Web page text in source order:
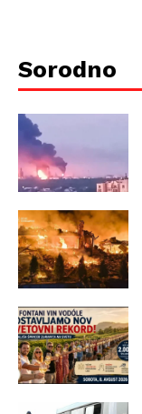
Sorodno